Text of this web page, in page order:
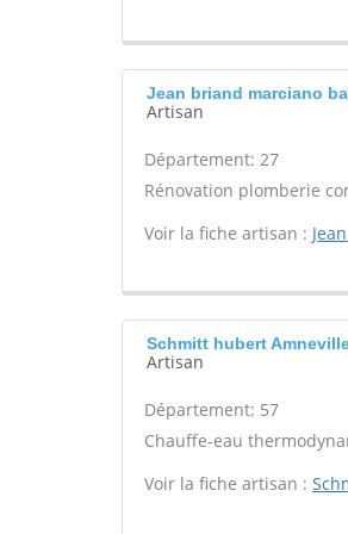
Jean briand marciano
Artisan
Département: 27
Rénovation plomberie
Voir la fiche artisan :
Schmitt hubert
Artisan
Département: 57
Chauffe-eau
Voir la fiche artisan :